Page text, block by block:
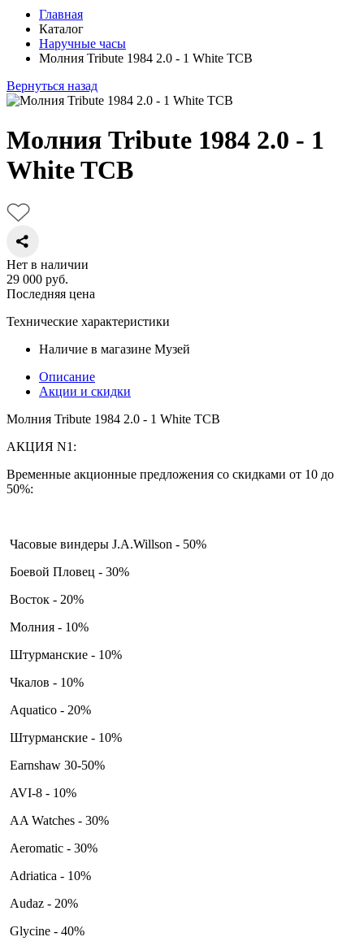
Главная
Каталог
Наручные часы
Молния Tribute 1984 2.0 - 1 White TCB
Вернуться назад
Молния Tribute 1984 2.0 - 1
White TCB
Нет в наличии
29 000 руб.
Последняя цена
Технические характеристики
Наличие в магазине Музей
Описание
Акции и скидки
Молния Tribute 1984 2.0 - 1 White TCB
АКЦИЯ N1:
Временные акционные предложения со скидками от 10 до
50%:
Часовые виндеры J.A.Willson - 50%
Боевой Пловец - 30%
Восток - 20%
Молния - 10%
Штурманские - 10%
Чкалов - 10%
Aquatico - 20%
Штурманские - 10%
Earnshaw 30-50%
AVI-8 - 10%
AA Watches - 30%
Aeromatic - 30%
Adriatica - 10%
Audaz - 20%
Glycine - 40%